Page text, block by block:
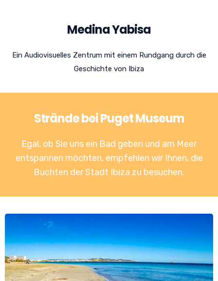
Medina Yabisa
Ein Audiovisuelles Zentrum mit einem Rundgang durch die
Geschichte von Ibiza
Strände bei Puget Museum
Egal, ob Sie uns ein Bad geben und am Meer
entspannen möchten, empfehlen wir Ihnen, die
Buchten der Stadt Ibiza zu besuchen.